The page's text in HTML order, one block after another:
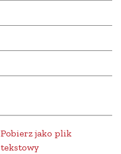
Pobierz jako plik
tekstowy